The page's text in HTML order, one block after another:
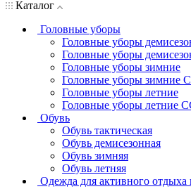
Каталог
Головные уборы
Головные уборы
Головные уборы
Головные уборы зимние
Головные уборы зимние
Головные уборы летние
Головные уборы летние
Обувь
Обувь тактическая
Обувь демисезонная
Обувь зимняя
Обувь летняя
Одежда для активного отдыха